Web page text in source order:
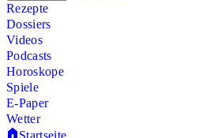
Rezepte
Dossiers
Videos
Podcasts
Horoskope
Spiele
E-Paper
Wetter